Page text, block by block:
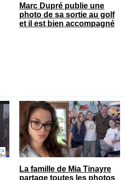
Marc Dupré publie une
photo de sa sortie au golf
et il est bien accompagné
La famille de Mia Tinayre
partage toutes les photos